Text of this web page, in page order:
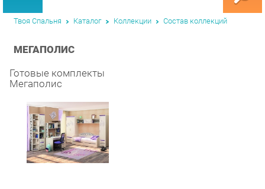
Твоя Спальня Каталог Коллекции Состав коллекций
МЕГАПОЛИС
Готовые комплекты
Мегаполис